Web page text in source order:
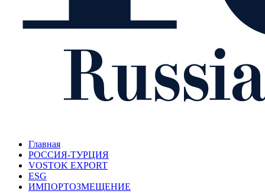
Главная
РОССИЯ-ТУРЦИЯ
VOSTOK EXPORT
ESG
ИМПОРТОЗМЕЩЕНИЕ